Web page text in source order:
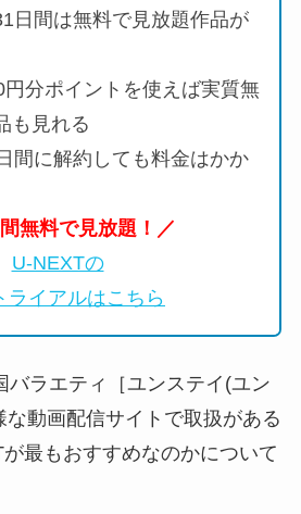
日間は無料で見放題作品が
円分ポイントを使えば実質無
も見れる
間に解約しても料金はかか
無料で見放題！／
U-NEXTの
ライアルはこちら
バラエティ［ユンステイ(ユン
動画配信サイトで取扱がある
最もおすすめなのかについて